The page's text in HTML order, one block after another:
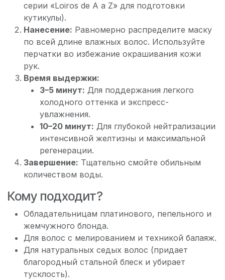
серии «Loiros de A a Z» для подготовки
кутикулы).
Нанесение: Равномерно распределите маску
по всей длине влажных волос. Используйте
перчатки во избежание окрашивания кожи
рук.
Время выдержки:
3–5 минут: Для поддержания легкого
холодного оттенка и экспресс-
увлажнения.
10–20 минут: Для глубокой нейтрализации
интенсивной желтизны и максимальной
регенерации.
Завершение: Тщательно смойте обильным
количеством воды.
Кому подходит?
Обладательницам платинового, пепельного и
жемчужного блонда.
Для волос с мелированием и техникой балаяж.
Для натуральных седых волос (придает
благородный стальной блеск и убирает
тусклость).